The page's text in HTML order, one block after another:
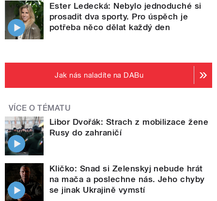
Ester Ledecká: Nebylo jednoduché si
prosadit dva sporty. Pro úspěch je
potřeba něco dělat každý den
Jak nás naladíte na DABu
VÍCE O TÉMATU
Libor Dvořák: Strach z mobilizace žene
Rusy do zahraničí
Kličko: Snad si Zelenskyj nebude hrát
na mača a poslechne nás. Jeho chyby
se jinak Ukrajině vymstí